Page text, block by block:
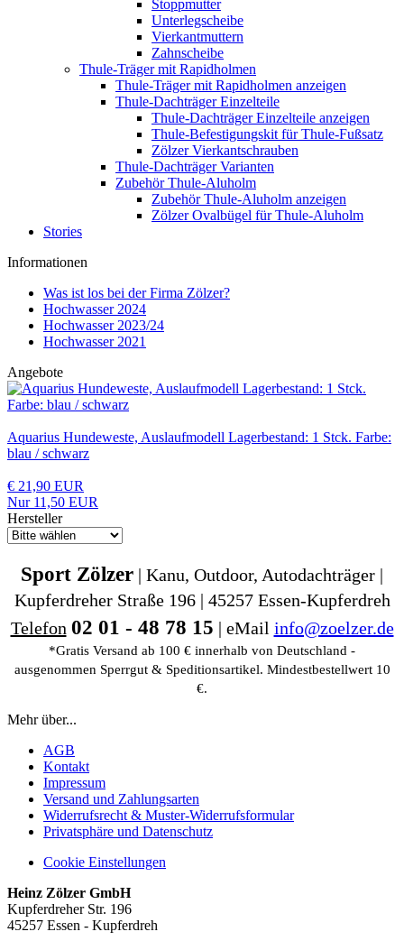
Stoppmutter
Unterlegscheibe
Vierkantmuttern
Zahnscheibe
Thule-Träger mit Rapidholmen
Thule-Träger mit Rapidholmen anzeigen
Thule-Dachträger Einzelteile
Thule-Dachträger Einzelteile anzeigen
Thule-Befestigungskit für Thule-Fußsatz
Zölzer Vierkantschrauben
Thule-Dachträger Varianten
Zubehör Thule-Aluholm
Zubehör Thule-Aluholm anzeigen
Zölzer Ovalbügel für Thule-Aluholm
Stories
Informationen
Was ist los bei der Firma Zölzer?
Hochwasser 2024
Hochwasser 2023/24
Hochwasser 2021
Angebote
Aquarius Hundeweste, Auslaufmodell Lagerbestand: 1 Stck. Farbe:
blau / schwarz
€ 21,90 EUR
Nur 11,50 EUR
Hersteller
Sport Zölzer | Kanu, Outdoor, Autodachträger |
Kupferdreher Straße 196 | 45257 Essen-Kupferdreh
Telefon 02 01 - 48 78 15 | eMail info@zoelzer.de
*Gratis Versand ab 100 € innerhalb von Deutschland -
ausgenommen Sperrgut & Speditionsartikel. Mindestbestellwert 10
€.
Mehr über...
AGB
Kontakt
Impressum
Versand und Zahlungsarten
Widerrufsrecht & Muster-Widerrufsformular
Privatsphäre und Datenschutz
Cookie Einstellungen
Heinz Zölzer GmbH
Kupferdreher Str. 196
45257 Essen - Kupferdreh